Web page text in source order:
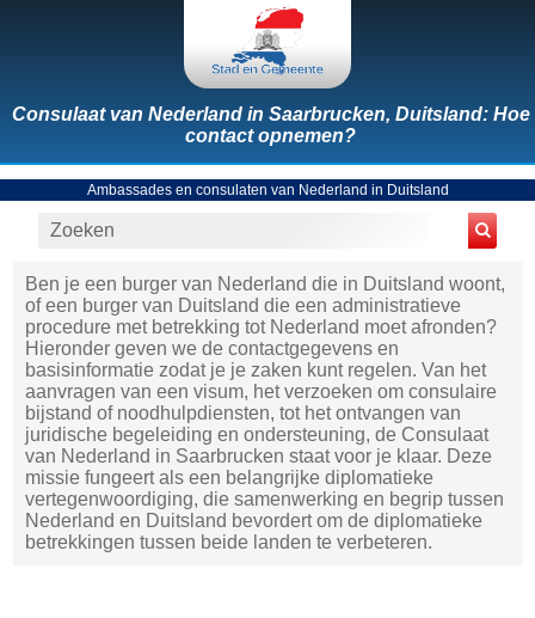
Consulaat van Nederland in Saarbrucken, Duitsland: Hoe
contact opnemen?
Ambassades en consulaten van Nederland in Duitsland
Ben je een burger van Nederland die in Duitsland woont,
of een burger van Duitsland die een administratieve
procedure met betrekking tot Nederland moet afronden?
Hieronder geven we de contactgegevens en
basisinformatie zodat je je zaken kunt regelen. Van het
aanvragen van een visum, het verzoeken om consulaire
bijstand of noodhulpdiensten, tot het ontvangen van
juridische begeleiding en ondersteuning, de Consulaat
van Nederland in Saarbrucken staat voor je klaar. Deze
missie fungeert als een belangrijke diplomatieke
vertegenwoordiging, die samenwerking en begrip tussen
Nederland en Duitsland bevordert om de diplomatieke
betrekkingen tussen beide landen te verbeteren.